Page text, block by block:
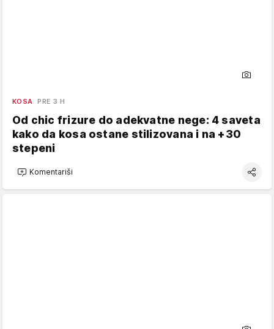
KOSA PRE 3 H
Od chic frizure do adekvatne nege: 4 saveta
kako da kosa ostane stilizovana i na +30
stepeni
Komentariši